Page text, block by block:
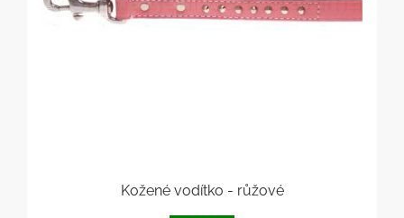
Kožené vodítko - růžové